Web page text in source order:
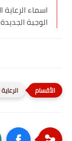
اسماء الرعاية
الوجبة الجديدة